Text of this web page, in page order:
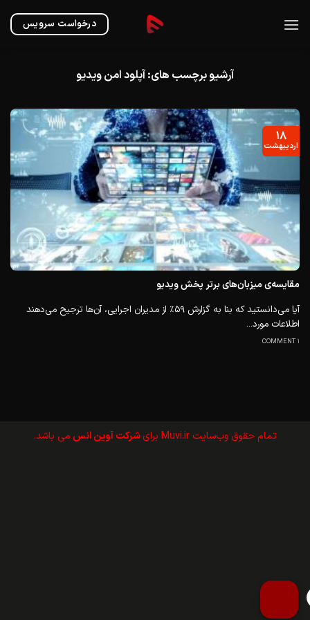
درخواست سرویس
آرشیو برچسب های:آپلود امن ویدیو
مقایسه‌ی میزبان‌های برتر پخش ویدیو
آیا می‌دانستید که بنا به گزارش ۵۹٪ از مدیران اجرایی، آن‌ها ترجیح می‌دهند
اطلاعات مورد...
1 COMMENT
۱۸
اردیبهشت
تمام حقوق وب‌سايت Muvi.ir برای شرکت آوین انس می باشد.